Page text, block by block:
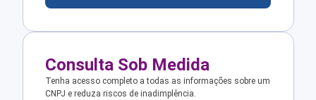
Consulta Sob Medida
Tenha acesso completo a todas as informações sobre um
CNPJ e reduza riscos de inadimplência.